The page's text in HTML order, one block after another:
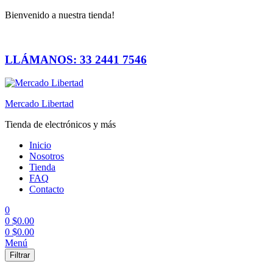
Bienvenido a nuestra tienda!
LLÁMANOS: 33 2441 7546
Mercado Libertad
Tienda de electrónicos y más
Inicio
Nosotros
Tienda
FAQ
Contacto
0
0 $0.00
0 $0.00
Menú
Filtrar